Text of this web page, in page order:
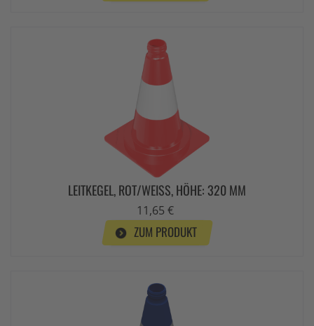
LEITKEGEL, ROT/WEISS, HÖHE: 320 MM
11,65 €
ZUM PRODUKT